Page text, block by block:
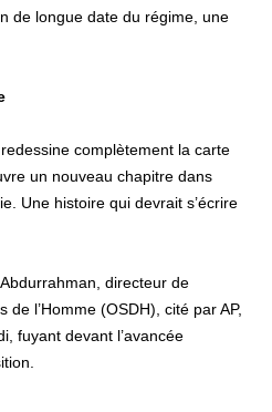
de longue date du régime, une
complètement la carte
un nouveau chapitre dans
Une histoire qui devrait s’écrire
directeur de
de l’Homme (OSDH), cité par AP,
fuyant devant l’avancée